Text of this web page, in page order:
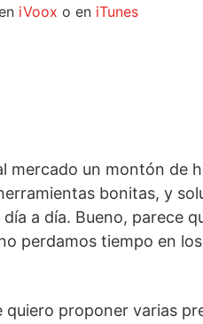
iVoox o en iTunes
mercado un montón de
bonitas, y
a día. Bueno, parece
perdamos tiempo en
quiero proponer varias